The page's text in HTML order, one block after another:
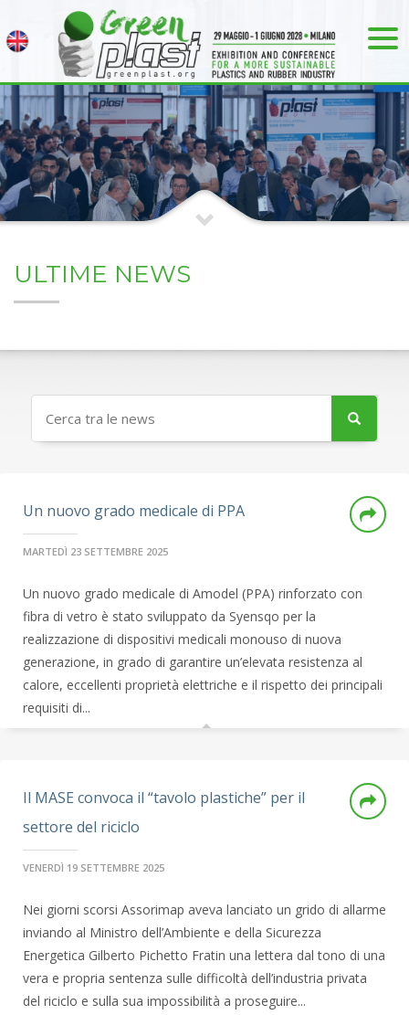
ULTIME NEWS
Un nuovo grado medicale di PPA
MARTEDÌ 23 SETTEMBRE 2025
Un nuovo grado medicale di Amodel (PPA) rinforzato con
fibra di vetro è stato sviluppato da Syensqo per la
realizzazione di dispositivi medicali monouso di nuova
generazione, in grado di garantire un’elevata resistenza al
calore, eccellenti proprietà elettriche e il rispetto dei principali
requisiti di...
Il MASE convoca il “tavolo plastiche” per il
settore del riciclo
VENERDÌ 19 SETTEMBRE 2025
Nei giorni scorsi Assorimap aveva lanciato un grido di allarme
inviando al Ministro dell’Ambiente e della Sicurezza
Energetica Gilberto Pichetto Fratin una lettera dal tono di una
vera e propria sentenza sulle difficoltà dell’industria privata
del riciclo e sulla sua impossibilità a proseguire...